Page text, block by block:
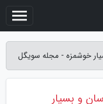
خوشمزه - مجله سویگل
و بسیار